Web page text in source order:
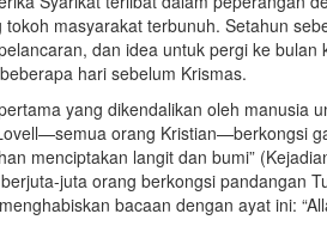
masyarakat terbunuh. Setahun
dan idea untuk pergi ke
hari sebelum Krismas.
yang dikendalikan oleh manusia
orang Kristian—berkongsi
menciptakan langit dan bumi”
juta orang berkongsi pandangan
bacaan dengan ayat ini: